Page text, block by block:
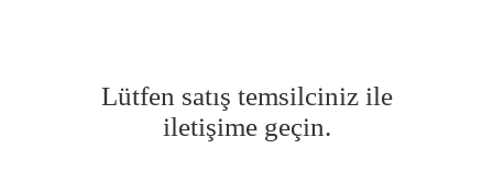
Lütfen satış temsilciniz ile
iletişime geçin.